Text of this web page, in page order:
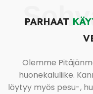
PARHAAT
Olemme
huonekaluliike.
löytyy myös pesu-,